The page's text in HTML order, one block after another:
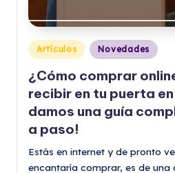
Publicado
en
Artículos Novedades
¿Cómo comprar
recibir en tu puerta
damos una guía
a paso!
Estás en internet y de pronto
encantaría comprar, es de una